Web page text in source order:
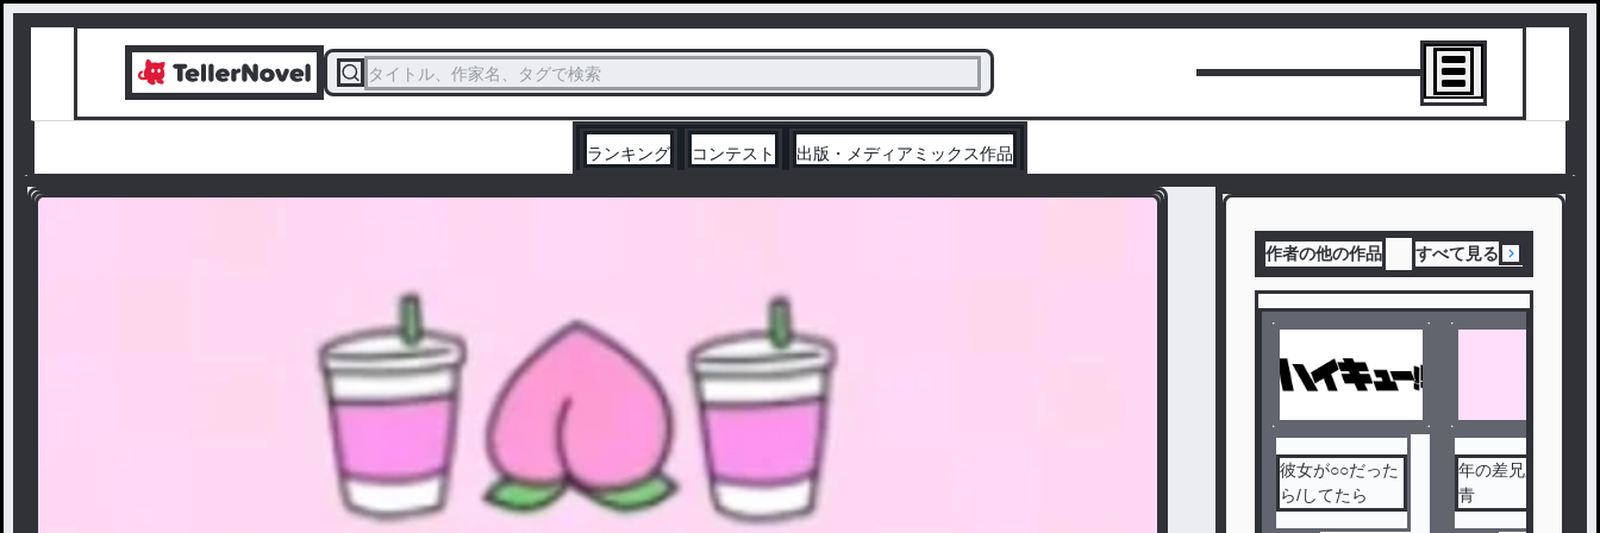
タイトル、作家名、タグで検索
ランキング コンテスト 出版・メディアミックス作品
作者の他の作品 すべて見る
彼女が○○だった
ら/してたら
年の差兄弟－桃
青